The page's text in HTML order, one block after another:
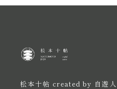
松本十帖 created by 自遊人